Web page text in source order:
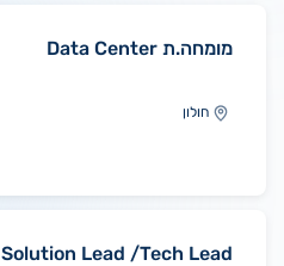
מומחה.ת Data Center
חולון
Solution Lead /Tech Lead